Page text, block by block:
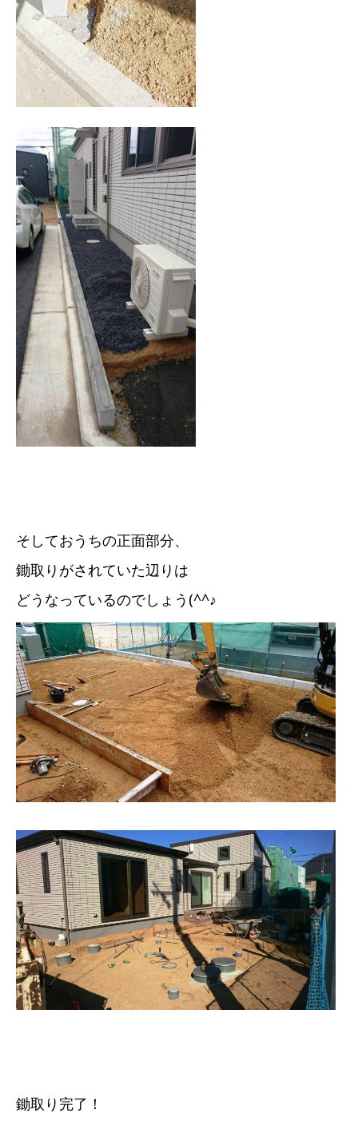
そしておうちの正面部分、
鋤取りがされていた辺りは
どうなっているのでしょう(^^♪
鋤取り完了！